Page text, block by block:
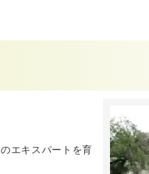
エキスパートを育